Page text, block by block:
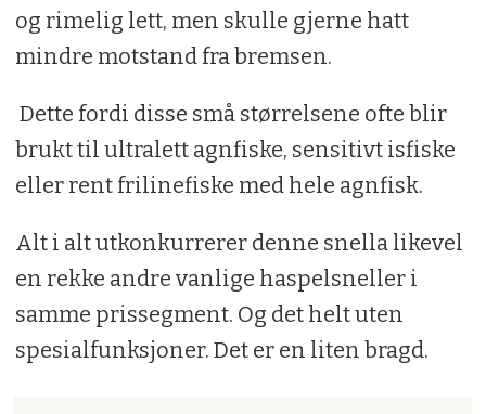
og rimelig lett, men skulle gjerne hatt
mindre motstand fra bremsen.
Dette fordi disse små størrelsene ofte blir
brukt til ultralett agnfiske, sensitivt isfiske
eller rent frilinefiske med hele agnfisk.
Alt i alt utkonkurrerer denne snella likevel
en rekke andre vanlige haspelsneller i
samme prissegment. Og det helt uten
spesialfunksjoner. Det er en liten bragd.